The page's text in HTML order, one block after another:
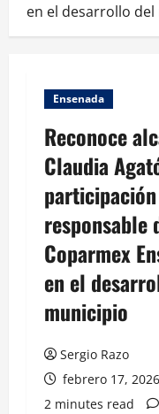
en el desarrollo
Ensenada
Reconoce
Claudia
participación
responsable
Coparmex
en el
municipio
Sergio Razo
febrero 17, 2026
2 minutes read